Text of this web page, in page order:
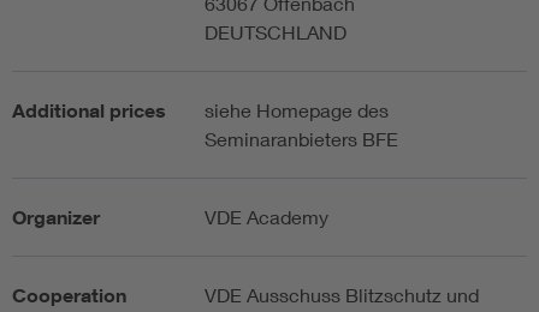
DEUTSCHLAND
Additional prices
siehe Homepage des
Seminaranbieters BFE
Organizer VDE Academy
Cooperation VDE Ausschuss Blitzschutz und